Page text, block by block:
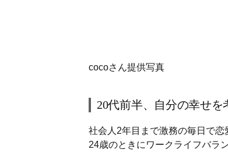
cocoさん提供写真
20代前半、自分の幸せを
社会人2年目まで激務の毎日で恋
24歳のときにワークライフバラ